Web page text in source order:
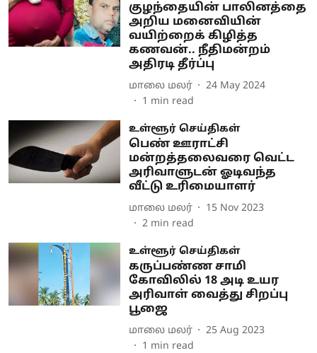
குழந்தையின் பாலினத்தை
அறிய மனைவியின்
வயிற்றைக் கிழித்த
கணவன்.. நீதிமன்றம்
அதிரடி தீர்ப்பு
மாலை மலர்
24 May 2024
1 min read
உள்ளூர் செய்திகள்
பெண் ஊராட்சி
மன்றத்தலைவரை வெட்ட
அரிவாளுடன் ஓடிவந்த
வீட்டு உரிமையாளர்
மாலை மலர்
15 Nov 2023
2 min read
உள்ளூர் செய்திகள்
கருப்பண்ண சாமி
கோவிலில் 18 அடி உயர
அரிவாள் வைத்து சிறப்பு
பூஜை
மாலை மலர்
25 Aug 2023
1 min read